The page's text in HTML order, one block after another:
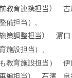
前教育連携担当）
担当）、
施策調整担当） 濵
施設担当）、
教育施設担当）
再編担当） 石濱 良